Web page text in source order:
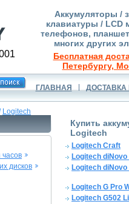
Аккумуляторы /
клавиатуры / LCD
телефонов,
многих других
Бесплатная
Петербургу,
ГЛАВНАЯ ДОСТАВКА
Logitech
дисков
Купить
Logitech
Logitech Craft
Logitech diNovo
Logitech diNovo
Logitech G Pro
Logitech G502